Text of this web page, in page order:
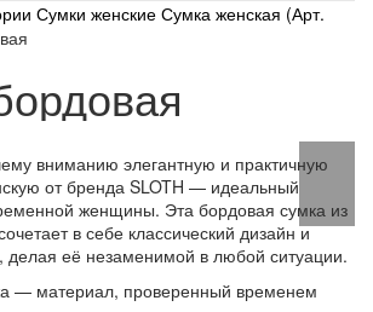
Сумки женские Сумка женская (Арт.
вниманию элегантную и практичную
от бренда SLOTH — идеальный
женщины. Эта бордовая сумка из
в себе классический дизайн и
делая её незаменимой в любой ситуации.
— материал, проверенный временем